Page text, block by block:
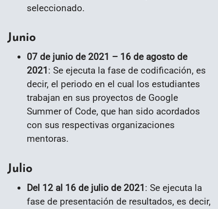
seleccionado.
Junio
07 de junio de 2021 – 16 de agosto de
2021: Se ejecuta la fase de codificación, es
decir, el periodo en el cual los estudiantes
trabajan en sus proyectos de Google
Summer of Code, que han sido acordados
con sus respectivas organizaciones
mentoras.
Julio
Del 12 al 16 de julio de 2021: Se ejecuta la
fase de presentación de resultados, es decir,